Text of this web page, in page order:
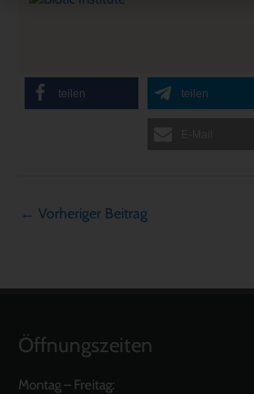
teilen teilen
← Vorheriger Beitrag
Öffnungszeiten
Montag – Freitag: